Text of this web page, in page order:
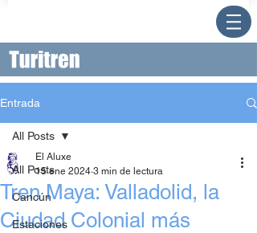
Entrada
All Posts
Cancún
Estaciones
All Posts
Tren Maya: Valladolid, la
Ciudad Colonial más
El Aluxe
15 ene 2024 3 min de lectura